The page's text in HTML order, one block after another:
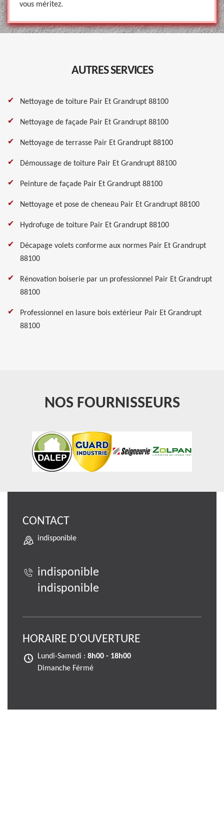
vous méritez.
AUTRES SERVICES
Nettoyage de toiture Pair Et Grandrupt 88100
Nettoyage de façade Pair Et Grandrupt 88100
Nettoyage de terrasse Pair Et Grandrupt 88100
Démoussage de toiture Pair Et Grandrupt 88100
Peinture de façade Pair Et Grandrupt 88100
Nettoyage et pose de cheneau Pair Et Grandrupt 88100
Hydrofuge de toiture Pair Et Grandrupt 88100
Décapage volets conforme aux normes Pair Et Grandrupt
88100
Rénovation boiserie par un professionnel Pair Et Grandrupt
88100
Professionnel en lasure bois extérieur Pair Et Grandrupt
88100
NOS FOURNISSEURS
CONTACT
indisponible
indisponible
indisponible
HORAIRE D'OUVERTURE
Lundi-Samedi : 8h00 - 18h00
Dimanche Férmé